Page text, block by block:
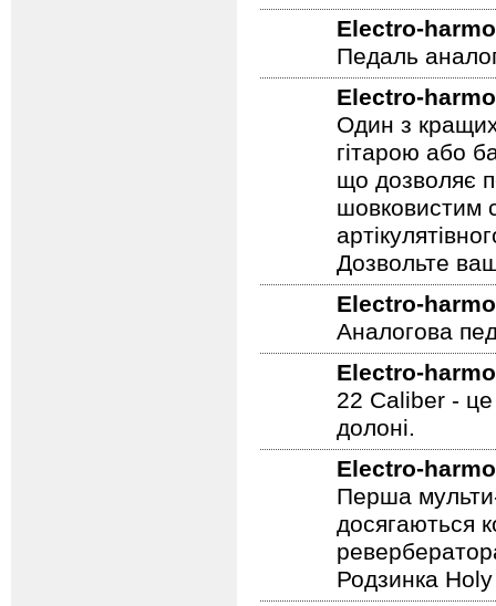
Electro-
Педаль
Electro-
Один з
гітарою або
що дозволяє
шовковистим
Дозвольте
Electro-
Аналогова
Electro-
22 Caliber - це
долоні.
Electro-
Перша
досягаються
Родзинка